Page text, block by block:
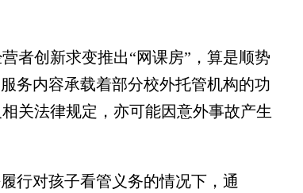
创新求变推出“网课房”，算是顺势
务内容承载着部分校外托管机构的功
关法律规定，亦可能因意外事故产生
对孩子看管义务的情况下，通